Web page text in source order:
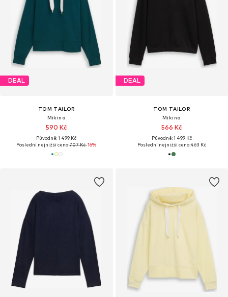
DEAL
TOM TAILOR
Mikina
590 Kč
Původně: 1 499 Kč
Poslední nejnižší cena:707 Kč-16%
DEAL
TOM TAILOR
Mikina
566 Kč
Původně: 1 499 Kč
Poslední nejnižší cena:463 Kč